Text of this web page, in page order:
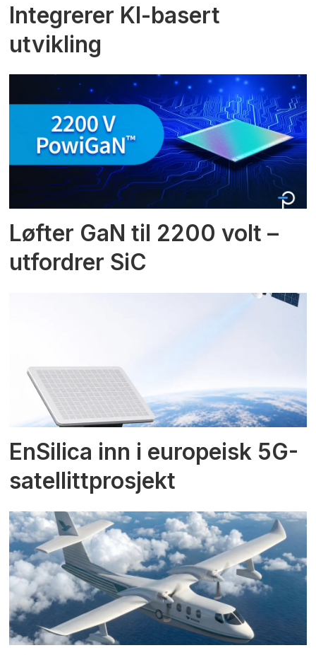
Integrerer KI-basert
utvikling
Løfter GaN til 2200 volt –
utfordrer SiC
EnSilica inn i europeisk 5G-
satellittprosjekt